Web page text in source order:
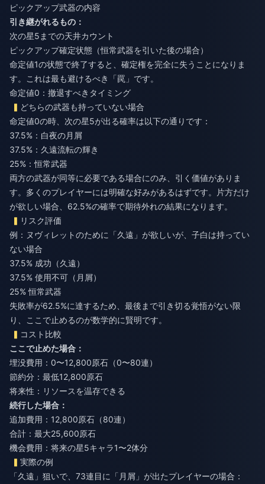
ピックアップ武器の内容
引き継がれるもの：
次の星5までの天井カウント
ピックアップ確定状態（恒常武器を引いた後の場合）
命定値1の状態で終了すると、確定権を完全に失うことになりま
す。これは最も避けるべき「罠」です。
命定値0：撤退すべきタイミング
どちらの武器も持っていない場合
命定値0の時、次の星5が出る確率は以下の通りです：
37.5%：白夜の月屑
37.5%：久遠流転の輝き
25%：恒常武器
両方の武器が同等に必要である場合にのみ、引く価値がありま
す。多くのプレイヤーには明確な好みがあるはずです。片方だけ
が欲しい場合、62.5%の確率で期待外れの結果になります。
リスク評価
例：ヌヴィレットのために「久遠」が欲しいが、子白は持ってい
ない場合
37.5% 成功（久遠）
37.5% 使用不可（月屑）
25% 恒常武器
失敗率が62.5%に達するため、最後まで引き切る覚悟がない限
り、ここで止めるのが数学的に賢明です。
コスト比較
ここで止めた場合：
埋没費用：0〜12,800原石（0〜80連）
節約分：最低12,800原石
将来性：リソースを温存できる
続行した場合：
追加費用：12,800原石（80連）
合計：最大25,600原石
機会費用：将来の星5キャラ1〜2体分
実際の例
「久遠」狙いで、73連目に「月屑」が出たプレイヤーの場合：